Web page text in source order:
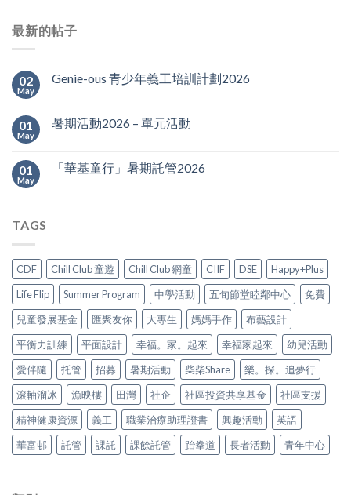
最新的帖子
02
May
Genie-ous 青少年義工培訓計劃2026
01
May
暑期活動2026 – 單元活動
01
May
「華基童行」暑期託管2026
TAGS
CDF Chill Club 童遊 Chill Club 網童 CIIF DSE
Happy+Plus
Life Flip
Summer Program 中學活動 五旬節堂睦鄰中心
免費
兒童發展基金
匯聚友你 大專生 媽媽手作
布藝設計
平衡力訓練
平面設計 幸福。家。起來 幸福家起來
幼兒活動
愛伴隨
托管 招募 暑期活動 柴柴Share
樂。探。追夢行
滾軸溜冰
漁映樓 田灣 社企 社區投資共享基金
社區支援
精神健康資源
義工 職業治療助理證書 興趣活動
英語
華富邨
託管 課託 課餘託管 跆拳道 長者活動 青年中心